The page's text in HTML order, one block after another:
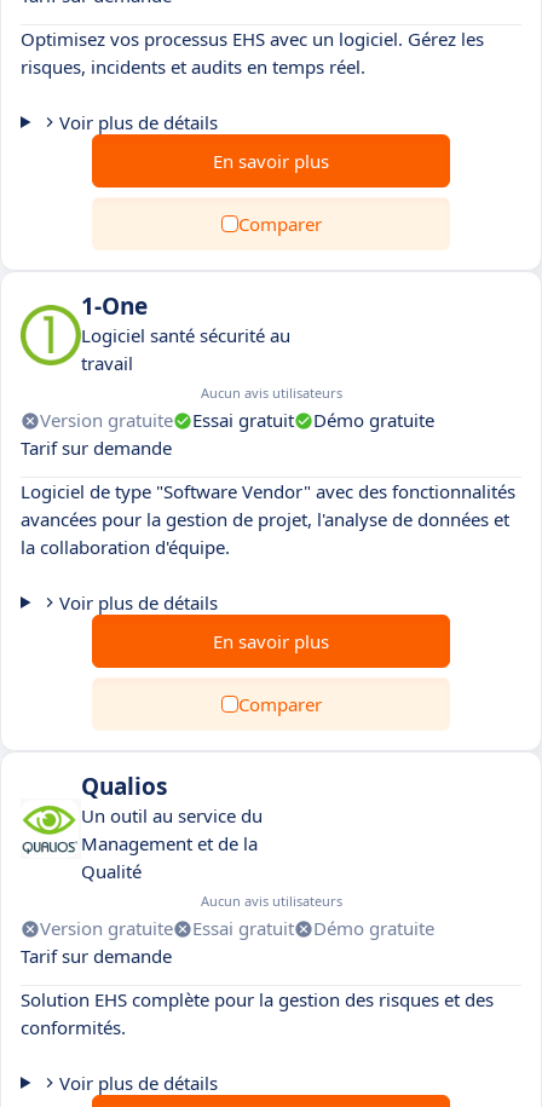
Optimisez vos processus EHS avec un logiciel. Gérez les
risques, incidents et audits en temps réel.
Voir plus de détails
En savoir plus
Comparer
1-One
Logiciel santé sécurité au
travail
Aucun avis utilisateurs
Version gratuite Essai gratuit
Démo gratuite
Tarif sur demande
Logiciel de type "Software Vendor" avec des fonctionnalités
avancées pour la gestion de projet, l'analyse de données et
la collaboration d'équipe.
Voir plus de détails
En savoir plus
Comparer
Qualios
Un outil au service du
Management et de la
Qualité
Aucun avis utilisateurs
Version gratuite Essai gratuit
Démo gratuite
Tarif sur demande
Solution EHS complète pour la gestion des risques et des
conformités.
Voir plus de détails